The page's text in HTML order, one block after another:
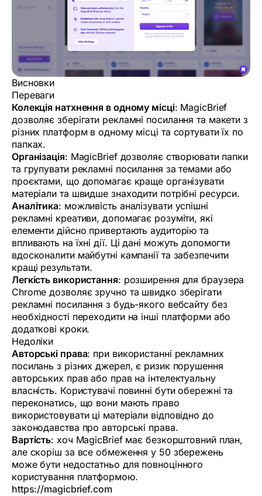
Висновки
Переваги
Колекція натхнення в одному місці: MagicBrief
дозволяє зберігати рекламні посилання та макети з
різних платформ в одному місці та сортувати їх по
папках.
Організація: MagicBrief дозволяє створювати папки
та групувати рекламні посилання за темами або
проєктами, що допомагає краще організувати
матеріали та швидше знаходити потрібні ресурси.
Аналітика: можливість аналізувати успішні
рекламні креативи, допомагає розуміти, які
елементи дійсно привертають аудиторію та
впливають на їхні дії. Ці дані можуть допомогти
вдосконалити майбутні кампанії та забезпечити
кращі результати.
Легкість використання: розширення для браузера
Chrome дозволяє зручно та швидко зберігати
рекламні посилання з будь-якого вебсайту без
необхідності переходити на інші платформи або
додаткові кроки.
Недоліки
Авторські права: при використанні рекламних
посилань з різних джерел, є ризик порушення
авторських прав або прав на інтелектуальну
власність. Користувачі повинні бути обережні та
переконатись, що вони мають право
використовувати ці матеріали відповідно до
законодавства про авторські права.
Вартість: хоч MagicBrief має безкорштовний план,
але скоріш за все обмеження у 50 збережень
може бути недостатньо для повноцінного
користування платформою.
https://magicbrief.com